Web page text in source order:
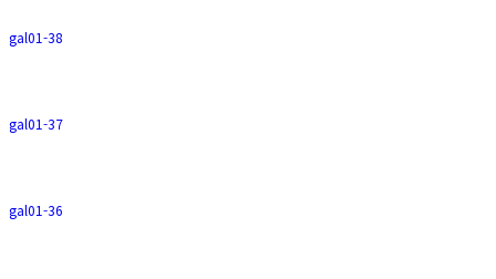
gal01-38
gal01-37
gal01-36